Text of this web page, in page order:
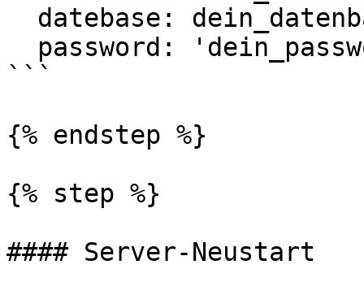
```
{% endstep %}
{% step %}
#### Server-Neustart